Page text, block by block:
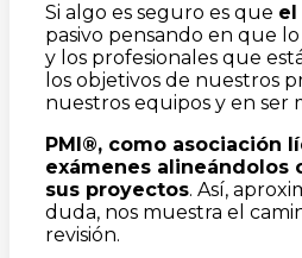
Si algo es seguro es que el
pasivo pensando en que
y los profesionales que
los objetivos de nuestros
nuestros equipos y en ser
PMI®, como asociación
exámenes alineándolos
sus proyectos. Así,
duda, nos muestra el
revisión.